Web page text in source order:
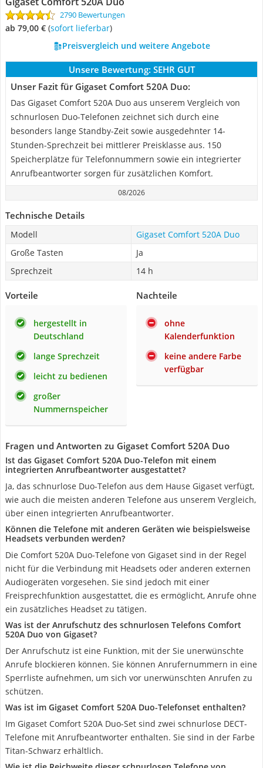
2790 Bewertungen
ab 79,00 € ( Sofort lieferbar)
Preisvergleich und weitere Angebote
Unsere Bewertung: SEHR GUT
Unser Fazit für Gigaset Comfort 520A Duo:
Das Gigaset Comfort 520A Duo aus unserem Vergleich von
schnurlosen Duo-Telefonen zeichnet sich durch eine
besonders lange Standby-Zeit sowie ausgedehnter 14-
Stunden-Sprechzeit bei mittlerer Preisklasse aus. 150
Speicherplätze für Telefonnummern sowie ein integrierter
Anrufbeantworter sorgen für zusätzlichen Komfort.
08/2026
Technische Details
Modell
Gigaset Comfort 520A Duo
Große Tasten
Ja
Sprechzeit
14 h
Vorteile
hergestellt in
Deutschland
lange Sprechzeit
leicht zu bedienen
großer
Nummernspeicher
Nachteile
ohne
Kalenderfunktion
keine andere Farbe
verfügbar
Fragen und Antworten zu Gigaset Comfort 520A Duo
Ist das Gigaset Comfort 520A Duo-Telefon mit einem
integrierten Anrufbeantworter ausgestattet?
Ja, das schnurlose Duo-Telefon aus dem Hause Gigaset verfügt,
wie auch die meisten anderen Telefone aus unserem Vergleich,
über einen integrierten Anrufbeantworter.
Können die Telefone mit anderen Geräten wie beispielsweise
Headsets verbunden werden?
Die Comfort 520A Duo-Telefone von Gigaset sind in der Regel
nicht für die Verbindung mit Headsets oder anderen externen
Audiogeräten vorgesehen. Sie sind jedoch mit einer
Freisprechfunktion ausgestattet, die es ermöglicht, Anrufe ohne
ein zusätzliches Headset zu tätigen.
Was ist der Anrufschutz des schnurlosen Telefons Comfort
520A Duo von Gigaset?
Der Anrufschutz ist eine Funktion, mit der Sie unerwünschte
Anrufe blockieren können. Sie können Anrufernummern in eine
Sperrliste aufnehmen, um sich vor unerwünschten Anrufen zu
schützen.
Was ist im Gigaset Comfort 520A Duo-Telefonset enthalten?
Im Gigaset Comfort 520A Duo-Set sind zwei schnurlose DECT-
Telefone mit Anrufbeantworter enthalten. Sie sind in der Farbe
Titan-Schwarz erhältlich.